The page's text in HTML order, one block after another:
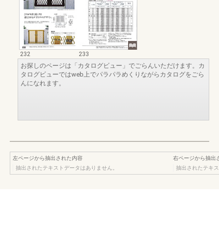
232
233
お探しのページは「カタログビュー」でごらんいただけます。カ
タログビューではweb上でパラパラめくりながらカタログをごら
んになれます。
左ページから抽出された内容
抽出されたテキストデータはありません。
右ページから抽出
抽出されたテキ